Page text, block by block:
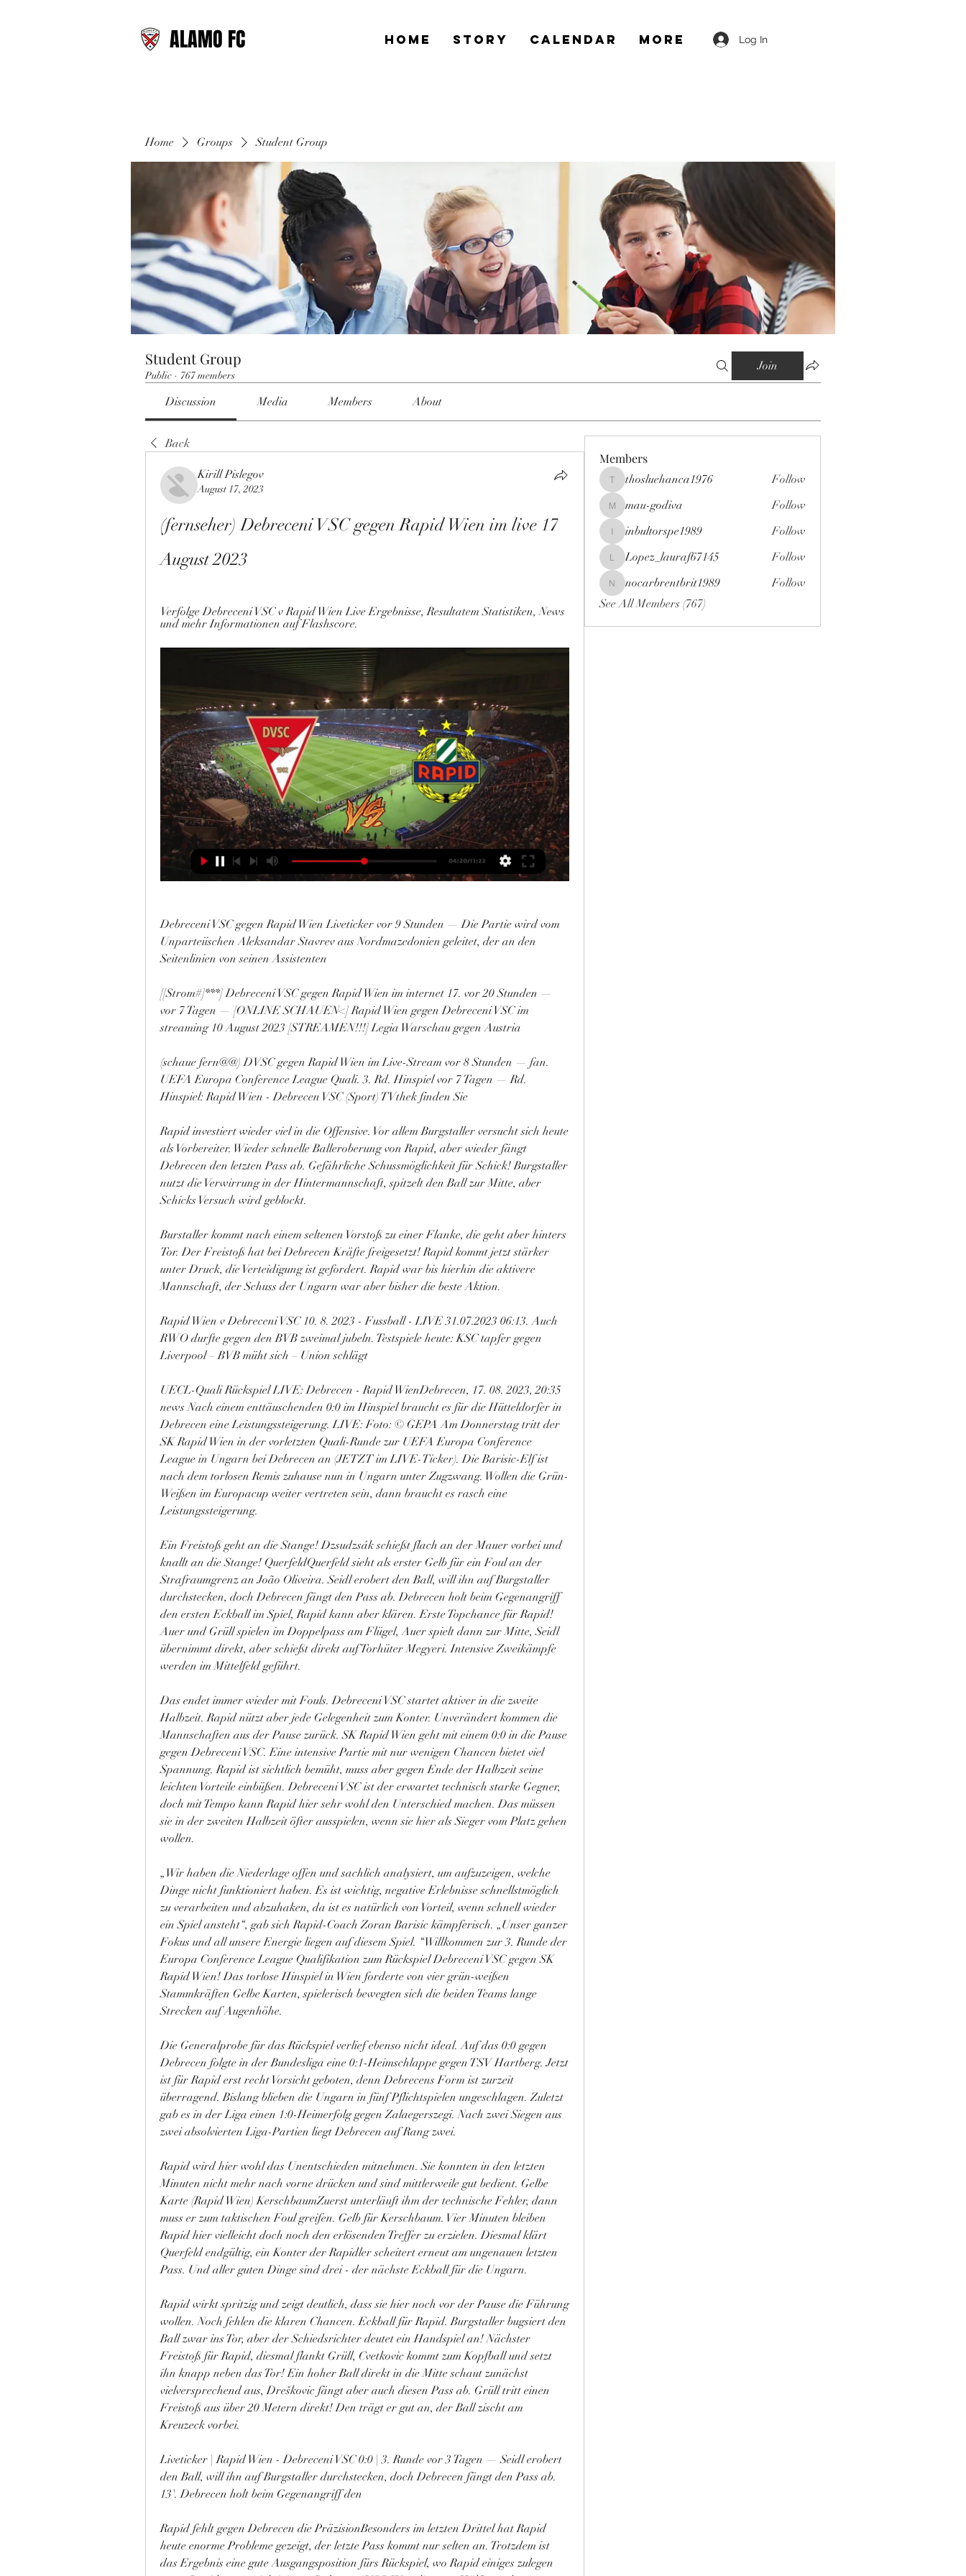
ALAMO FC Home Story Calendar More Log In
Home Groups Student Group
Student Group
Public · 767 members
Join
Discussion Media Members About
Back
Kirill Pislegov
August 17, 2023
(fernseher) Debreceni VSC gegen Rapid Wien im live 17
August 2023
Verfolge Debreceni VSC v Rapid Wien Live Ergebnisse, Resultatem Statistiken, News
und mehr Informationen auf Flashscore.
Debreceni VSC gegen Rapid Wien Liveticker vor 9 Stunden — Die Partie wird vom
Unparteiischen Aleksandar Stavrev aus Nordmazedonien geleitet, der an den
Seitenlinien von seinen Assistenten
[[Strom#]***] Debreceni VSC gegen Rapid Wien im internet 17. vor 20 Stunden —
vor 7 Tagen — [ONLINE SCHAUEN<] Rapid Wien gegen Debreceni VSC im
streaming 10 August 2023 [STREAMEN!!!] Legia Warschau gegen Austria
(schaue fern@@) DVSC gegen Rapid Wien im Live-Stream vor 8 Stunden — fan.
UEFA Europa Conference League Quali. 3. Rd. Hinspiel vor 7 Tagen — Rd.
Hinspiel: Rapid Wien - Debrecen VSC (Sport) TVthek finden Sie
Rapid investiert wieder viel in die Offensive. Vor allem Burgstaller versucht sich heute
als Vorbereiter. Wieder schnelle Balleroberung von Rapid, aber wieder fängt
Debrecen den letzten Pass ab. Gefährliche Schussmöglichkeit für Schick! Burgstaller
nutzt die Verwirrung in der Hintermannschaft, spitzelt den Ball zur Mitte, aber
Schicks Versuch wird geblockt.
Burstaller kommt nach einem seltenen Vorstoß zu einer Flanke, die geht aber hinters
Tor. Der Freistoß hat bei Debrecen Kräfte freigesetzt! Rapid kommt jetzt stärker
unter Druck, die Verteidigung ist gefordert. Rapid war bis hierhin die aktivere
Mannschaft, der Schuss der Ungarn war aber bisher die beste Aktion.
Rapid Wien v Debreceni VSC 10. 8. 2023 - Fussball - LIVE 31.07.2023 06:13. Auch
RWO durfte gegen den BVB zweimal jubeln. Testspiele heute: KSC tapfer gegen
Liverpool – BVB müht sich – Union schlägt
UECL-Quali Rückspiel LIVE: Debrecen - Rapid WienDebrecen, 17. 08. 2023, 20:35
news Nach einem enttäuschenden 0:0 im Hinspiel braucht es für die Hütteldorfer in
Debrecen eine Leistungssteigerung. LIVE: Foto: © GEPA Am Donnerstag tritt der
SK Rapid Wien in der vorletzten Quali-Runde zur UEFA Europa Conference
League in Ungarn bei Debrecen an (JETZT im LIVE-Ticker). Die Barisic-Elf ist
nach dem torlosen Remis zuhause nun in Ungarn unter Zugzwang. Wollen die Grün-
Weißen im Europacup weiter vertreten sein, dann braucht es rasch eine
Leistungssteigerung.
Ein Freistoß geht an die Stange! Dzsudzsák schießt flach an der Mauer vorbei und
knallt an die Stange! QuerfeldQuerfeld sieht als erster Gelb für ein Foul an der
Strafraumgrenz an João Oliveira. Seidl erobert den Ball, will ihn auf Burgstaller
durchstecken, doch Debrecen fängt den Pass ab. Debrecen holt beim Gegenangriff
den ersten Eckball im Spiel, Rapid kann aber klären. Erste Topchance für Rapid!
Auer und Grüll spielen im Doppelpass am Flügel, Auer spielt dann zur Mitte, Seidl
übernimmt direkt, aber schießt direkt auf Torhüter Megyeri. Intensive Zweikämpfe
werden im Mittelfeld geführt.
Das endet immer wieder mit Fouls. Debreceni VSC startet aktiver in die zweite
Halbzeit. Rapid nützt aber jede Gelegenheit zum Konter. Unverändert kommen die
Mannschaften aus der Pause zurück. SK Rapid Wien geht mit einem 0:0 in die Pause
gegen Debreceni VSC. Eine intensive Partie mit nur wenigen Chancen bietet viel
Spannung. Rapid ist sichtlich bemüht, muss aber gegen Ende der Halbzeit seine
leichten Vorteile einbüßen. Debreceni VSC ist der erwartet technisch starke Gegner,
doch mit Tempo kann Rapid hier sehr wohl den Unterschied machen. Das müssen
sie in der zweiten Halbzeit öfter ausspielen, wenn sie hier als Sieger vom Platz gehen
wollen.
„Wir haben die Niederlage offen und sachlich analysiert, um aufzuzeigen, welche
Dinge nicht funktioniert haben. Es ist wichtig, negative Erlebnisse schnellstmöglich
zu verarbeiten und abzuhaken, da ist es natürlich von Vorteil, wenn schnell wieder
ein Spiel ansteht“, gab sich Rapid-Coach Zoran Barisic kämpferisch. „Unser ganzer
Fokus und all unsere Energie liegen auf diesem Spiel. “Willkommen zur 3. Runde der
Europa Conference League Qualifikation zum Rückspiel Debreceni VSC gegen SK
Rapid Wien! Das torlose Hinspiel in Wien forderte von vier grün-weißen
Stammkräften Gelbe Karten, spielerisch bewegten sich die beiden Teams lange
Strecken auf Augenhöhe.
Die Generalprobe für das Rückspiel verlief ebenso nicht ideal. Auf das 0:0 gegen
Debrecen folgte in der Bundesliga eine 0:1-Heimschlappe gegen TSV Hartberg. Jetzt
ist für Rapid erst recht Vorsicht geboten, denn Debrecens Form ist zurzeit
überragend. Bislang blieben die Ungarn in fünf Pflichtspielen ungeschlagen. Zuletzt
gab es in der Liga einen 1:0-Heimerfolg gegen Zalaegerszegi. Nach zwei Siegen aus
zwei absolvierten Liga-Partien liegt Debrecen auf Rang zwei.
Rapid wird hier wohl das Unentschieden mitnehmen. Sie konnten in den letzten
Minuten nicht mehr nach vorne drücken und sind mittlerweile gut bedient. Gelbe
Karte (Rapid Wien) KerschbaumZuerst unterläuft ihm der technische Fehler, dann
muss er zum taktischen Foul greifen. Gelb für Kerschbaum. Vier Minuten bleiben
Rapid hier vielleicht doch noch den erlösenden Treffer zu erzielen. Diesmal klärt
Querfeld endgültig, ein Konter der Rapidler scheitert erneut am ungenauen letzten
Pass. Und aller guten Dinge sind drei - der nächste Eckball für die Ungarn.
Rapid wirkt spritzig und zeigt deutlich, dass sie hier noch vor der Pause die Führung
wollen. Noch fehlen die klaren Chancen. Eckball für Rapid. Burgstaller bugsiert den
Ball zwar ins Tor, aber der Schiedsrichter deutet ein Handspiel an! Nächster
Freistoß für Rapid, diesmal flankt Grüll, Cvetkovic kommt zum Kopfball und setzt
ihn knapp neben das Tor! Ein hoher Ball direkt in die Mitte schaut zunächst
vielversprechend aus, Dreškovic fängt aber auch diesen Pass ab. Grüll tritt einen
Freistoß aus über 20 Metern direkt! Den trägt er gut an, der Ball zischt am
Kreuzeck vorbei.
Liveticker | Rapid Wien - Debreceni VSC 0:0 | 3. Runde vor 3 Tagen — Seidl erobert
den Ball, will ihn auf Burgstaller durchstecken, doch Debrecen fängt den Pass ab.
13'. Debrecen holt beim Gegenangriff den
Rapid fehlt gegen Debrecen die PräzisionBesonders im letzten Drittel hat Rapid
heute enorme Probleme gezeigt, der letzte Pass kommt nur selten an. Trotzdem ist
das Ergebnis eine gute Ausgangsposition fürs Rückspiel, wo Rapid einiges zulegen
Members
thosluehanca1976
thosluehanca1976 Follow
mau-godiva
mau-godiva Follow
inbultorspe1989
inbultorspe1989 Follow
Lopez_lauraf67145
Lopez_lauraf67145 Follow
nocarbrentbrit1989
nocarbrentbrit1989
Follow
See All Members (767)